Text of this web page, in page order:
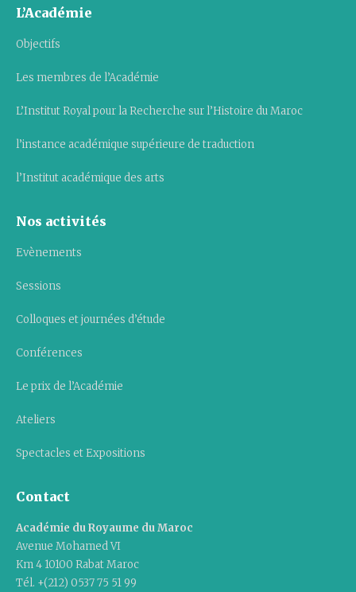
L’Académie
Objectifs
Les membres de l’Académie
L’Institut Royal pour la Recherche sur l’Histoire du Maroc
l’instance académique supérieure de traduction
l’Institut académique des arts
Nos activités
Evènements
Sessions
Colloques et journées d’étude
Conférences
Le prix de l’Académie
Ateliers
Spectacles et Expositions
Contact
Académie du Royaume du Maroc
Avenue Mohamed VI
Km 4 10100 Rabat Maroc
Tél. +(212) 0537 75 51 99